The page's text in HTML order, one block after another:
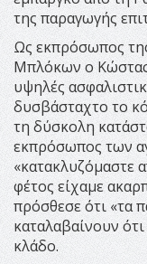
της παραγωγής
Ως εκπρόσωπος
Μπλόκων ο Κώστας
υψηλές
δυσβάσταχτο το
τη δύσκολη
εκπρόσωπος των
«κατακλυζόμαστε
φέτος είχαμε
πρόσθεσε ότι «τα
καταλαβαίνουν
κλάδο.